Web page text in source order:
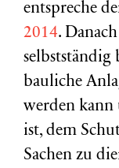
entspreche
2014.
selbstständig
bauliche
werden
ist, dem
Sachen zu